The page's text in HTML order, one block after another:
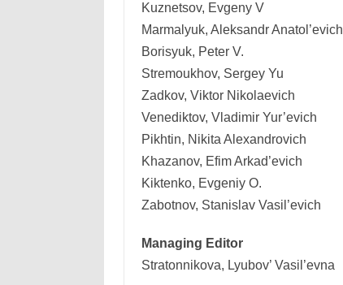
Kuznetsov, Evgeny V
Marmalyuk, Aleksandr Anatol’evich
Borisyuk, Peter V.
Stremoukhov, Sergey Yu
Zadkov, Viktor Nikolaevich
Venediktov, Vladimir Yur’evich
Pikhtin, Nikita Alexandrovich
Khazanov, Efim Arkad’evich
Kiktenko, Evgeniy O.
Zabotnov, Stanislav Vasil’evich
Managing Editor
Stratonnikova, Lyubov’ Vasil’evna